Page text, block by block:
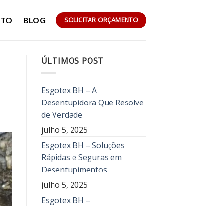
BLOG SOLICITAR ORÇAMENTO
ÚLTIMOS POST
Esgotex BH – A
Desentupidora Que Resolve
de Verdade
julho 5, 2025
Esgotex BH – Soluções
Rápidas e Seguras em
Desentupimentos
julho 5, 2025
Esgotex BH –